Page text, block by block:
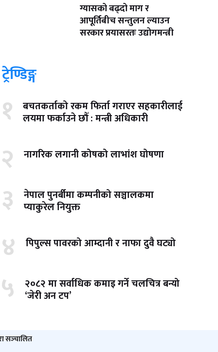
ग्यासको बढ्दो माग र
आपूर्तिबीच सन्तुलन ल्याउन
सरकार प्रयासरतः उद्योगमन्त्री
ट्रेण्डिङ्ग
१ बचतकर्ताको रकम फिर्ता गराएर सहकारीलाई
लयमा फर्काउने छौँ : मन्त्री अधिकारी
२ नागरिक लगानी कोषको लाभांश घोषणा
३ नेपाल पुनर्बीमा कम्पनीको सञ्चालकमा
प्याकुरेल नियुक्त
४ पिपुल्स पावरको आम्दानी र नाफा दुवै घट्यो
५ २०८२ मा सर्वाधिक कमाइ गर्ने चलचित्र बन्यो
‘जेरी अन टप’
सञ्‍चालित